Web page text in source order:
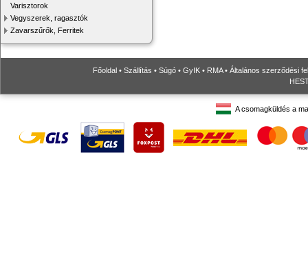
Varisztorok
Vegyszerek, ragasztók
Zavarszűrők, Ferritek
Főoldal • Szállítás • Súgó • GyIK • RMA• Általános szerződési
A csomagküldés a